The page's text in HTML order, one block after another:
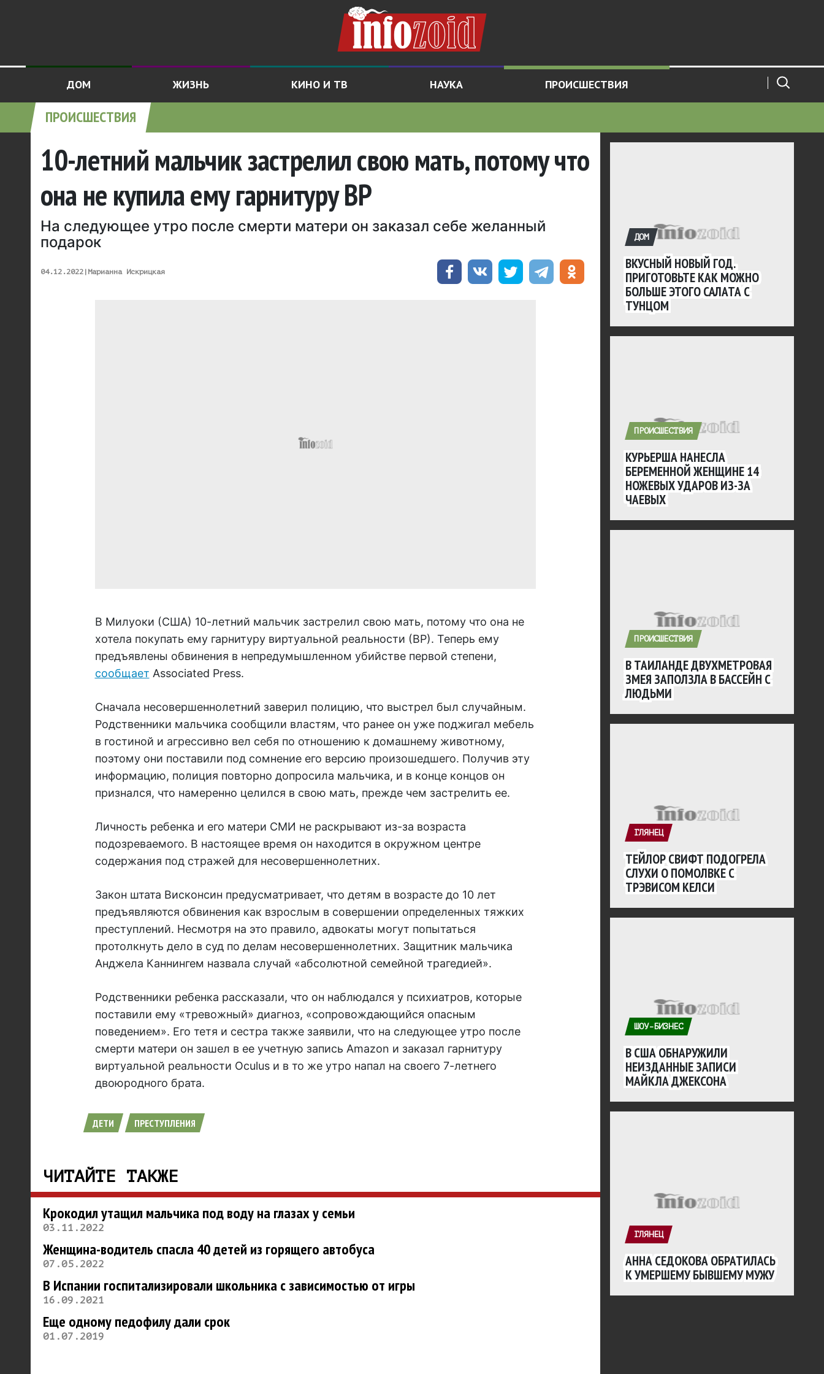
ДОМ ЖИЗНЬ КИНО И ТВ НАУКА ПРОИСШЕСТВИЯ
ПРОИСШЕСТВИЯ
10-летний мальчик застрелил свою мать, потому что
она не купила ему гарнитуру ВР
На следующее утро после смерти матери он заказал себе желанный
подарок
04.12.2022| Марианна Искрицкая
В Милуоки (США) 10-летний мальчик застрелил свою мать, потому что она не
хотела покупать ему гарнитуру виртуальной реальности (ВР). Теперь ему
предъявлены обвинения в непредумышленном убийстве первой степени,
сообщает Associated Press.
Сначала несовершеннолетний заверил полицию, что выстрел был случайным.
Родственники мальчика сообщили властям, что ранее он уже поджигал мебель
в гостиной и агрессивно вел себя по отношению к домашнему животному,
поэтому они поставили под сомнение его версию произошедшего. Получив эту
информацию, полиция повторно допросила мальчика, и в конце концов он
признался, что намеренно целился в свою мать, прежде чем застрелить ее.
Личность ребенка и его матери СМИ не раскрывают из-за возраста
подозреваемого. В настоящее время он находится в окружном центре
содержания под стражей для несовершеннолетних.
Закон штата Висконсин предусматривает, что детям в возрасте до 10 лет
предъявляются обвинения как взрослым в совершении определенных тяжких
преступлений. Несмотря на это правило, адвокаты могут попытаться
протолкнуть дело в суд по делам несовершеннолетних. Защитник мальчика
Анджела Каннингем назвала случай «абсолютной семейной трагедией».
Родственники ребенка рассказали, что он наблюдался у психиатров, которые
поставили ему «тревожный» диагноз, «сопровождающийся опасным
поведением». Его тетя и сестра также заявили, что на следующее утро после
смерти матери он зашел в ее учетную запись Amazon и заказал гарнитуру
виртуальной реальности Oculus и в то же утро напал на своего 7-летнего
двоюродного брата.
ДЕТИ ПРЕСТУПЛЕНИЯ
ЧИТАЙТЕ ТАКЖЕ
Крокодил утащил мальчика под воду на глазах у семьи
03.11.2022
Женщина-водитель спасла 40 детей из горящего автобуса
07.05.2022
В Испании госпитализировали школьника с зависимостью от игры
16.09.2021
Еще одному педофилу дали срок
01.07.2019
ДОМ
ВКУСНЫЙ НОВЫЙ ГОД.
ПРИГОТОВЬТЕ КАК МОЖНО
БОЛЬШЕ ЭТОГО САЛАТА С
ТУНЦОМ
ПРОИСШЕСТВИЯ
КУРЬЕРША НАНЕСЛА
БЕРЕМЕННОЙ ЖЕНЩИНЕ 14
НОЖЕВЫХ УДАРОВ ИЗ-ЗА
ЧАЕВЫХ
ПРОИСШЕСТВИЯ
В ТАИЛАНДЕ ДВУХМЕТРОВАЯ
ЗМЕЯ ЗАПОЛЗЛА В БАССЕЙН С
ЛЮДЬМИ
ГЛЯНЕЦ
ТЕЙЛОР СВИФТ ПОДОГРЕЛА
СЛУХИ О ПОМОЛВКЕ С
ТРЭВИСОМ КЕЛСИ
ШОУ-БИЗНЕС
В США ОБНАРУЖИЛИ
НЕИЗДАННЫЕ ЗАПИСИ
МАЙКЛА ДЖЕКСОНА
ГЛЯНЕЦ
АННА СЕДОКОВА ОБРАТИЛАСЬ
К УМЕРШЕМУ БЫВШЕМУ МУЖУ